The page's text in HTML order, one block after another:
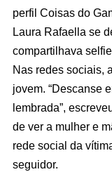
perfil Coisas do
Laura Rafaella se
compartilhava
Nas redes sociais,
jovem. “Descanse
lembrada”,
de ver a mulher e
rede social da
seguidor.